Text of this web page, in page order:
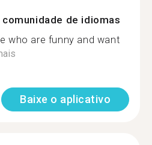
de idiomas
who are funny and want
Baixe o aplicativo